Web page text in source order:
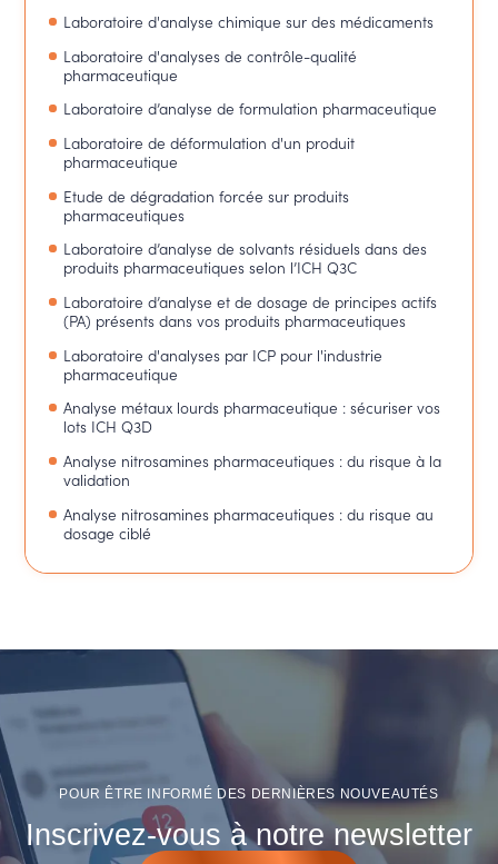
Laboratoire d'analyse chimique sur des médicaments
Laboratoire d'analyses de contrôle-qualité
pharmaceutique
Laboratoire d’analyse de formulation pharmaceutique
Laboratoire de déformulation d'un produit
pharmaceutique
Etude de dégradation forcée sur produits
pharmaceutiques
Laboratoire d’analyse de solvants résiduels dans des
produits pharmaceutiques selon l’ICH Q3C
Laboratoire d’analyse et de dosage de principes actifs
(PA) présents dans vos produits pharmaceutiques
Laboratoire d'analyses par ICP pour l'industrie
pharmaceutique
Analyse métaux lourds pharmaceutique : sécuriser vos
lots ICH Q3D
Analyse nitrosamines pharmaceutiques : du risque à la
validation
Analyse nitrosamines pharmaceutiques : du risque au
dosage ciblé
POUR ÊTRE INFORMÉ DES DERNIÈRES NOUVEAUTÉS
Inscrivez-vous à notre newsletter